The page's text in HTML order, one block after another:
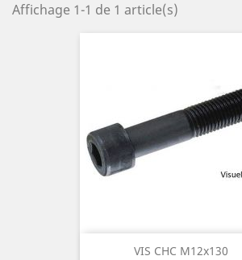
Affichage 1-1 de 1 article(s)
VIS CHC M12x130